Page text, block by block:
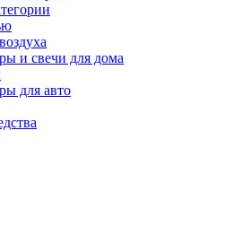
и свечи для дома
для авто